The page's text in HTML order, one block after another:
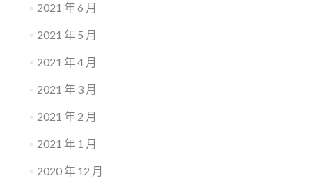
2021 年 6 月
2021 年 5 月
2021 年 4 月
2021 年 3 月
2021 年 2 月
2021 年 1 月
2020 年 12 月